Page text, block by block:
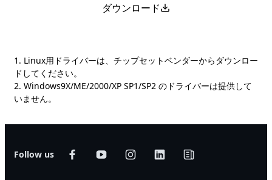
ダウンロード
1. Linux用ドライバーは、チップセットベンダーからダウンロー
ドしてください。
2. Windows9X/ME/2000/XP SP1/SP2 のドライバーは提供して
いません。
Follow us